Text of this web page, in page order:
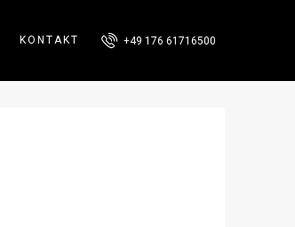
KONTAKT +49 176 61716500